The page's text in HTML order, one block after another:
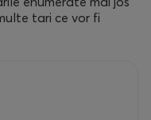
tari ce vor fi